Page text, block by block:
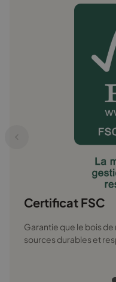
Certificat FSC
Garantie que le bois
sources durables et